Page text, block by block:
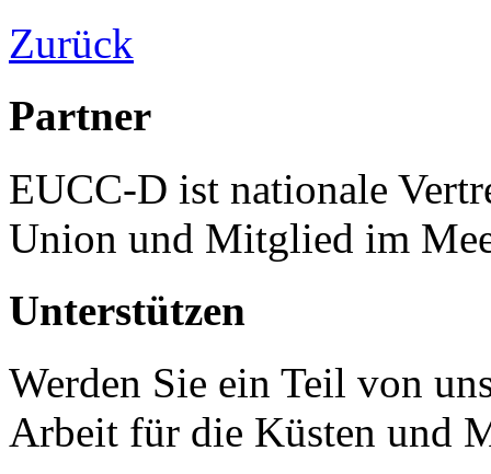
Zurück
Partner
EUCC-D ist nationale
Union und Mitglied im
Unterstützen
Werden Sie ein Teil von
Arbeit für die Küsten und